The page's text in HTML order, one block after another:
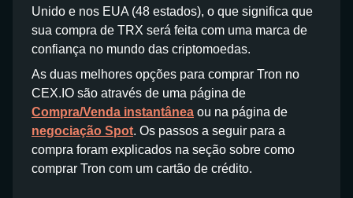
Unido e nos EUA (48 estados), o que significa que
sua compra de TRX será feita com uma marca de
confiança no mundo das criptomoedas.
As duas melhores opções para comprar Tron no
CEX.IO são através de uma página de
Compra/Venda instantânea ou na página de
negociação Spot. Os passos a seguir para a
compra foram explicados na seção sobre como
comprar Tron com um cartão de crédito.